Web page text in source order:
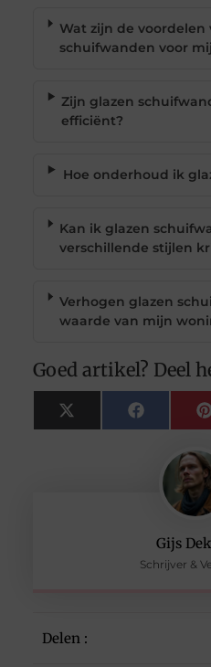
Gijs
Schrijver &
Delen :
Wat zijn de voordelen
schuifwanden voor
Zijn glazen
efficiënt?
Hoe onderhoud ik
Kan ik glazen
verschillende stijlen
Verhogen glazen
waarde van mijn
Goed artikel? Deel
X
(Twitter)
Facebook